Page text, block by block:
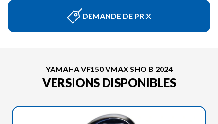
DEMANDE DE PRIX
YAMAHA VF150 VMAX SHO B 2024
VERSIONS DISPONIBLES